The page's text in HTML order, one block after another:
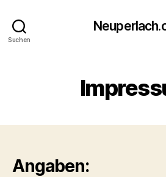
Suchen
Angaben: